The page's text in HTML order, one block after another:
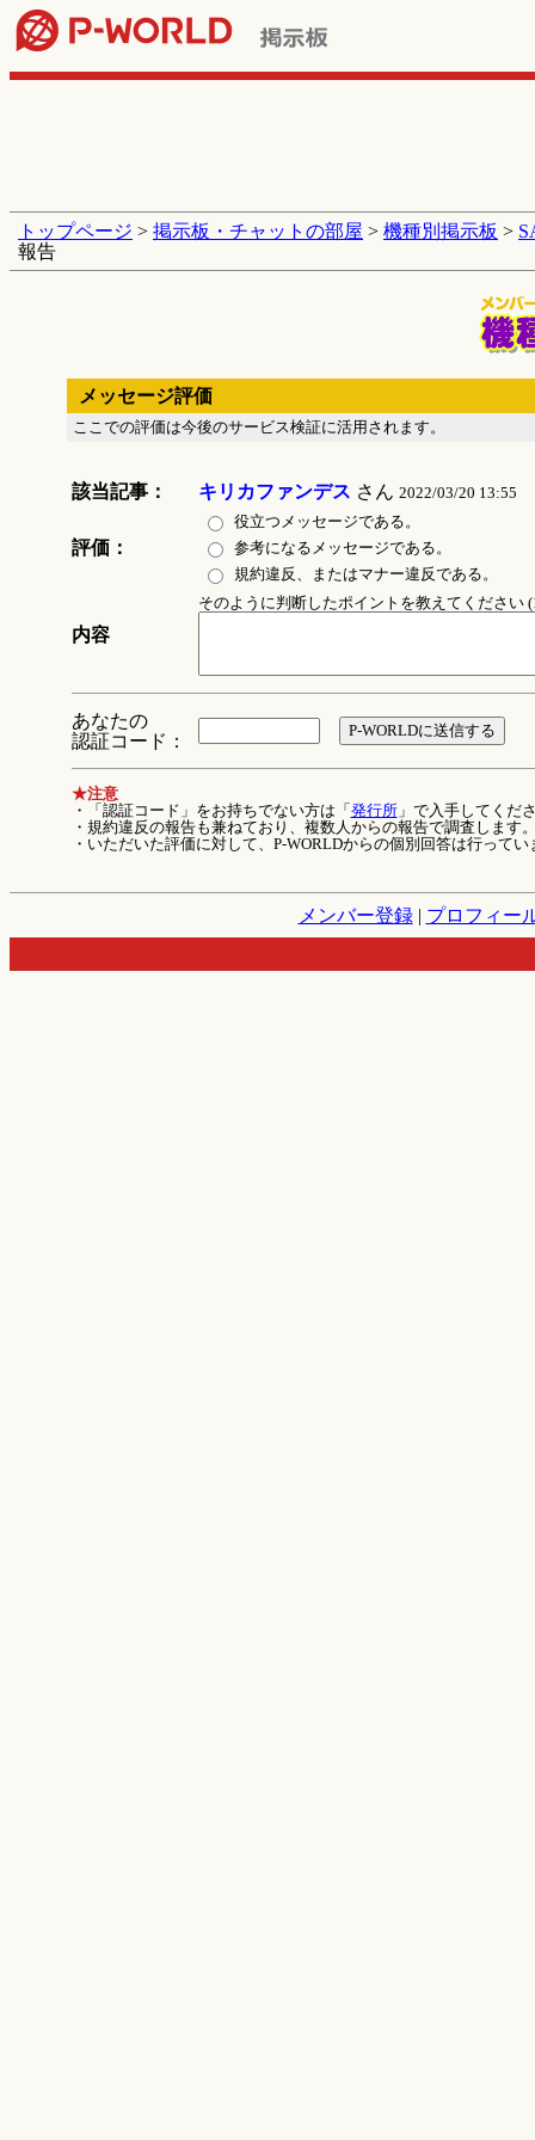
トップページ > 掲示板・チャットの部屋 > 機種別掲示板 >
報告
メッセージ評価
ここでの評価は今後のサービス検証に活用されます。
該当記事： キリカファンデス さん 2022/03/20 13:55
評価：
役立つメッセージである。
参考になるメッセージである。
規約違反、またはマナー違反である。
内容
そのように判断したポイントを教えてください
あなたの
認証コード：
★注意
・「認証コード」をお持ちでない方は「 発行所」で入手してくだ
・規約違反の報告も兼ねており、複数人からの報告で調査します
・いただいた評価に対して、P-WORLDからの個別回答は行ってい
メンバー登録| プロフィー